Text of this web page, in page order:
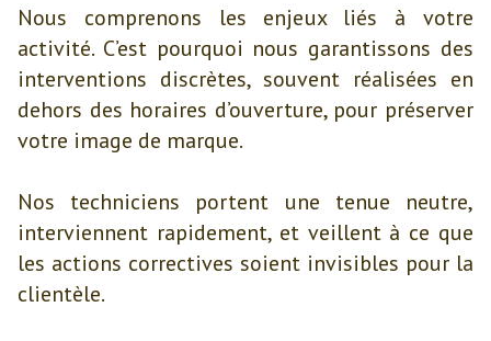
Nous comprenons les enjeux liés à votre
activité. C’est pourquoi nous garantissons des
interventions discrètes, souvent réalisées en
dehors des horaires d’ouverture, pour préserver
votre image de marque.
Nos techniciens portent une tenue neutre,
interviennent rapidement, et veillent à ce que
les actions correctives soient invisibles pour la
clientèle.